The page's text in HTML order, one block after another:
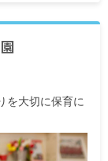
を大切に保育に